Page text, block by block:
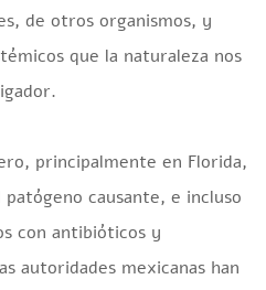
de otros organismos, y
que la naturaleza nos
principalmente en Florida,
causante, e incluso
con antibióticos y
autoridades mexicanas han